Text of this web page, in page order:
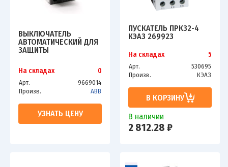
ВЫКЛЮЧАТЕЛЬ
АВТОМАТИЧЕСКИЙ ДЛЯ
ЗАЩИТЫ
6.3-10А MS116
УПРАВЛЕНИЕ РУЧКОЙ
ABB
На складах 0
Арт.
9669014
Произв.
ABB
УЗНАТЬ ЦЕНУ
ПУСКАТЕЛЬ ПРК32-4
КЭАЗ 269923
На складах 5
Арт.
530695
Произв.
КЭАЗ
В КОРЗИНУ
В наличии
2 812.28 ₽